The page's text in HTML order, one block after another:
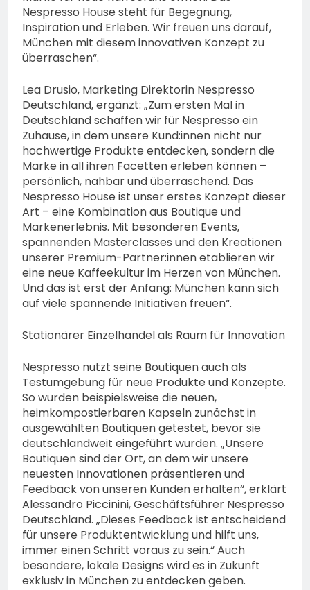
Nespresso House steht für Begegnung,
Inspiration und Erleben. Wir freuen uns darauf,
München mit diesem innovativen Konzept zu
überraschen“.
Lea Drusio, Marketing Direktorin Nespresso
Deutschland, ergänzt: „Zum ersten Mal in
Deutschland schaffen wir für Nespresso ein
Zuhause, in dem unsere Kund:innen nicht nur
hochwertige Produkte entdecken, sondern die
Marke in all ihren Facetten erleben können –
persönlich, nahbar und überraschend. Das
Nespresso House ist unser erstes Konzept dieser
Art – eine Kombination aus Boutique und
Markenerlebnis. Mit besonderen Events,
spannenden Masterclasses und den Kreationen
unserer Premium-Partner:innen etablieren wir
eine neue Kaffeekultur im Herzen von München.
Und das ist erst der Anfang: München kann sich
auf viele spannende Initiativen freuen“.
Stationärer Einzelhandel als Raum für Innovation
Nespresso nutzt seine Boutiquen auch als
Testumgebung für neue Produkte und Konzepte.
So wurden beispielsweise die neuen,
heimkompostierbaren Kapseln zunächst in
ausgewählten Boutiquen getestet, bevor sie
deutschlandweit eingeführt wurden. „Unsere
Boutiquen sind der Ort, an dem wir unsere
neuesten Innovationen präsentieren und
Feedback von unseren Kunden erhalten“, erklärt
Alessandro Piccinini, Geschäftsführer Nespresso
Deutschland. „Dieses Feedback ist entscheidend
für unsere Produktentwicklung und hilft uns,
immer einen Schritt voraus zu sein.“ Auch
besondere, lokale Designs wird es in Zukunft
exklusiv in München zu entdecken geben.